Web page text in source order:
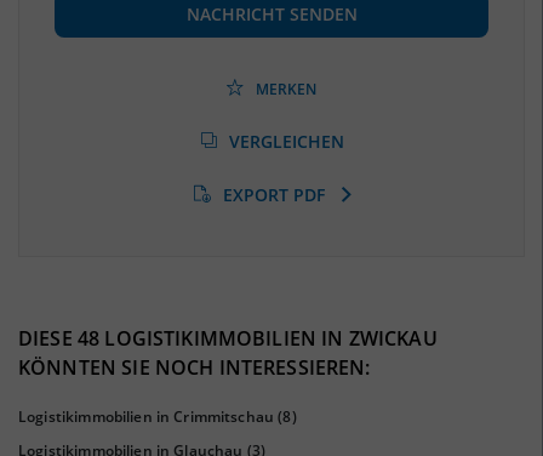
(Landkreis / Kreisfreie Stadt)
(Stand: 01/2020)
40%
NACHRICHT SENDEN
MERKEN
VERGLEICHEN
EXPORT PDF
DIESE 48 LOGISTIKIMMOBILIEN IN ZWICKAU
KÖNNTEN SIE NOCH INTERESSIEREN:
Logistikimmobilien in Crimmitschau (8)
Logistikimmobilien in Glauchau (3)